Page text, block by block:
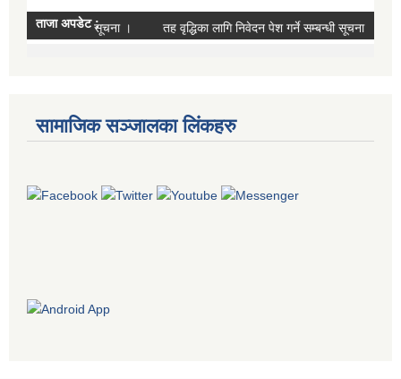
सामाजिक सञ्जालका लिंकहरु